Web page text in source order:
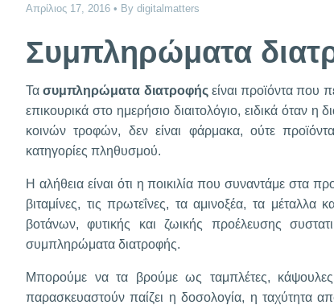
Απρίλιος 17, 2016 By digitalmatters
Συμπληρώματα
Τασυμπληρώματα διατροφήςείναι προϊόντα που
επικουρικά στο ημερήσιο διαιτολόγιο, ειδικά όταν
κοινών τροφών, δεν είναι φάρμακα, ούτε
κατηγορίες πληθυσμού.
Η αλήθεια είναι ότι η ποικιλία που συναντάμε στα
βιταμίνες, τις πρωτεΐνες, τα αμινοξέα, τα
βοτάνων, φυτικής και ζωικής προέλευσης
συμπληρώματα διατροφής.
Μπορούμε να τα βρούμε ως ταμπλέτες,
παρασκευαστούν παίζει η δοσολογία, η ταχύτητα